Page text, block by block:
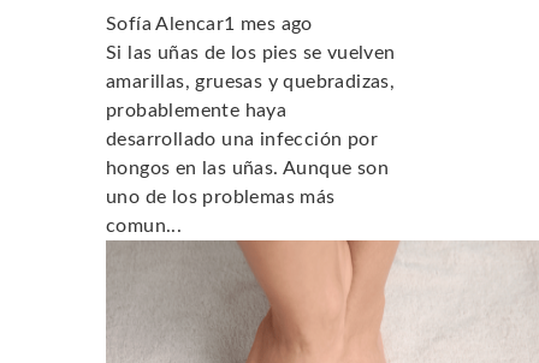
Sofía Alencar1 mes ago
Si las uñas de los pies se vuelven
amarillas, gruesas y quebradizas,
probablemente haya
desarrollado una infección por
hongos en las uñas. Aunque son
uno de los problemas más
comun...